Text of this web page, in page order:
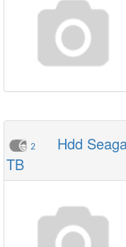
2
Hdd
TB